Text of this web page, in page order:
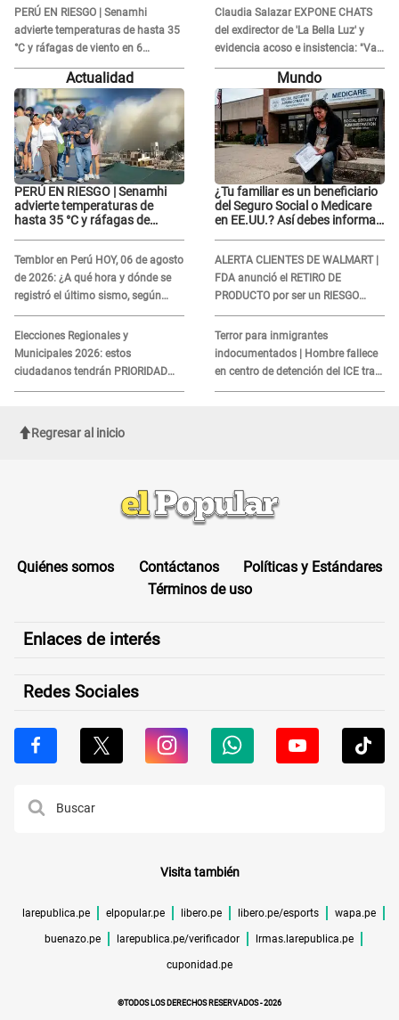
acompañada..."
PERÚ EN RIESGO | Senamhi
advierte temperaturas de hasta 35
°C y ráfagas de viento en 6
regiones del país
acompañada..."
Claudia Salazar EXPONE CHATS
del exdirector de 'La Bella Luz' y
evidencia acoso e insistencia: "Vas
a estar conmigo, no pasa nada"
Actualidad
PERÚ EN RIESGO | Senamhi
advierte temperaturas de
hasta 35 °C y ráfagas de
Temblor en Perú HOY, 06 de agosto
de 2026: ¿A qué hora y dónde se
registró el último sismo, según
IGP?
Elecciones Regionales y
Municipales 2026: estos
ciudadanos tendrán PRIORIDAD
para votar el 4 de octubre
Mundo
¿Tu familiar es un beneficiario
del Seguro Social o Medicare
en EE.UU.? Así debes informar
ALERTA CLIENTES DE WALMART |
FDA anunció el RETIRO DE
PRODUCTO por ser un RIESGO
MORTAL para consumidores: ¿Cuál
es?
Terror para inmigrantes
indocumentados | Hombre fallece
en centro de detención del ICE tras
sufrir una "emergencia médica"
Regresar al inicio
Quiénes somos Contáctanos
Políticas y Estándares
Términos de uso
Enlaces de interés
Redes Sociales
Visita también
larepublica.pe elpopular.pe libero.pe libero.pe/esports wapa.pe
buenazo.pe larepublica.pe/verificador lrmas.larepublica.pe
cuponidad.pe
©TODOS LOS DERECHOS RESERVADOS -2026